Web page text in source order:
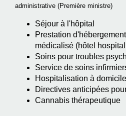
administrative (Première ministre)
Séjour à l'hôpital
Prestation
médicalisé (hôtel
Soins pour troubles
Service de soins
Hospitalisation à
Directives anticipées
Cannabis thérapeutique